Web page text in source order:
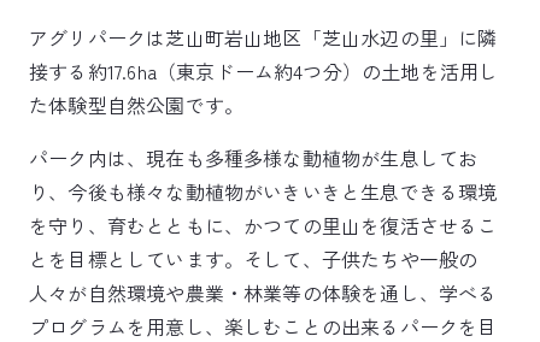
アグリパークは芝山町岩山地区「芝山水辺の里」に隣
接する約17.6ha（東京ドーム約4つ分）の土地を活用し
た体験型自然公園です。
パーク内は、現在も多種多様な動植物が生息してお
り、今後も様々な動植物がいきいきと生息できる環境
を守り、育むとともに、かつての里山を復活させるこ
とを目標としています。そして、子供たちや一般の
人々が自然環境や農業・林業等の体験を通し、学べる
プログラムを用意し、楽しむことの出来るパークを目